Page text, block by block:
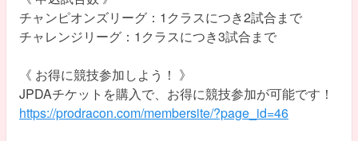
チャンピオンズリーグ：1クラスにつき2試合まで
チャレンジリーグ：1クラスにつき3試合まで
《 お得に競技参加しよう！ 》
JPDAチケットを購入で、お得に競技参加が可能です！
https://prodracon.com/membersite/?page_id=46